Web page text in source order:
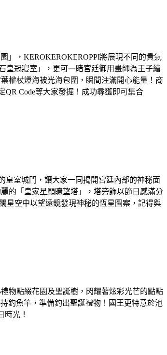
」，KEROKEROKEROPPI將展現不同的貴氣
皇冠寢室」，更可一睹宮廷御用畫師為王子繪
權杖燈海被光海包圍，瞬間注滿開心能量！商
Code等大家發掘！成功尋獲即可集合
皇室城門，讓大家一同揭開宮廷內部的神秘面
的「皇家星願瞭望塔」，塔旁飾以節日感滿分
星空中以望遠鏡發現神秘的恆星圖案，記得與
物點綴花園及聖誕樹，閃耀著炫彩光芒的點點
釣魚竿，準備釣出聖誕禮物！國王更特意於池
光！